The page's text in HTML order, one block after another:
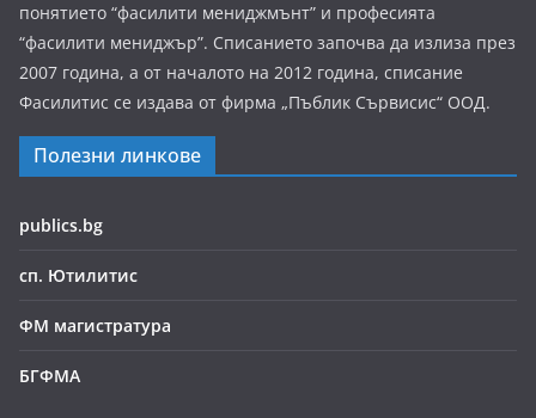
понятието “фасилити мениджмънт” и професията
“фасилити мениджър”. Списанието започва да излиза през
2007 година, а от началото на 2012 година, списание
Фасилитис се издава от фирма „Пъблик Сървисис“ ООД.
Полезни линкове
publics.bg
сп. Ютилитис
ФМ магистратура
БГФМА